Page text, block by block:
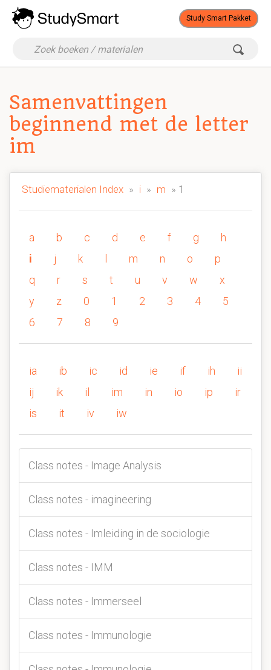
Study Smart Pakket
Samenvattingen
beginnend met de letter
im
Studiematerialen Index » i » m » 1
a b c d e f g
h
i
j k m n o
p
q
r s t u v w
x
y
z 0 1 2 3 4
5
6
7 8 9
ia ib ic id ie if ih
ii
ij
ik il im in io ip
ir
is
it iv iw
Class notes - Image Analysis
Class notes - imagineering
Class notes - Imleiding in de sociologie
Class notes - IMM
Class notes - Immerseel
Class notes - Immunologie